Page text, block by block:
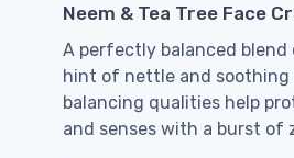
Neem & Tea Tree Face
A perfectly balanced
hint of nettle and soothing
balancing qualities help
and senses with a burst of